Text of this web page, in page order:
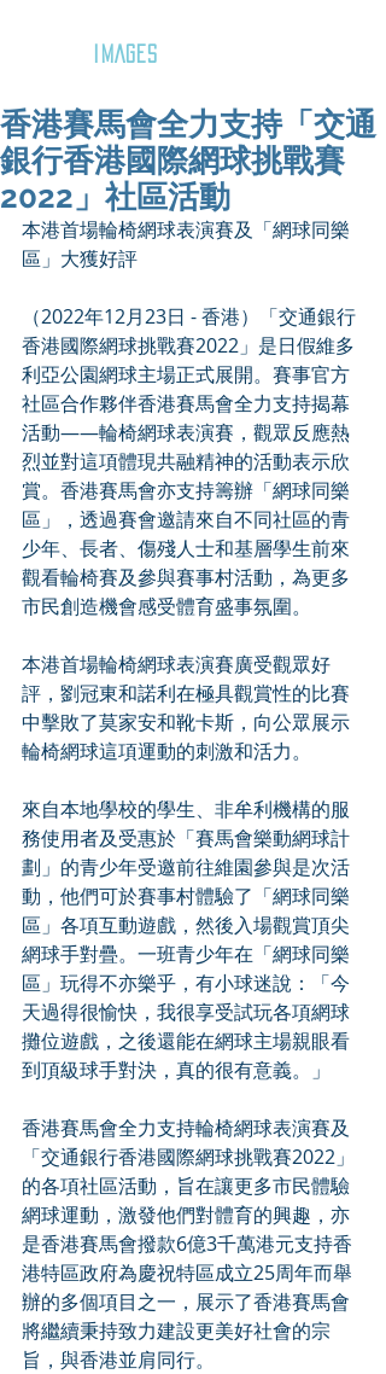
IMAGES
香港賽馬會全力支持「交通
銀行香港國際網球挑戰賽
2022」社區活動
本港首場輪椅網球表演賽及「網球同樂
區」大獲好評
（2022年12月23日 - 香港）「交通銀行
香港國際網球挑戰賽2022」是日假維多
利亞公園網球主場正式展開。賽事官方
社區合作夥伴香港賽馬會全力支持揭幕
活動——輪椅網球表演賽，觀眾反應熱
烈並對這項體現共融精神的活動表示欣
賞。香港賽馬會亦支持籌辦「網球同樂
區」，透過賽會邀請來自不同社區的青
少年、長者、傷殘人士和基層學生前來
觀看輪椅賽及參與賽事村活動，為更多
市民創造機會感受體育盛事氛圍。
本港首場輪椅網球表演賽廣受觀眾好
評，劉冠東和諾利在極具觀賞性的比賽
中擊敗了莫家安和靴卡斯，向公眾展示
輪椅網球這項運動的刺激和活力。
來自本地學校的學生、非牟利機構的服
務使用者及受惠於「賽馬會樂動網球計
劃」的青少年受邀前往維園參與是次活
動，他們可於賽事村體驗了「網球同樂
區」各項互動遊戲，然後入場觀賞頂尖
網球手對疊。一班青少年在「網球同樂
區」玩得不亦樂乎，有小球迷說：「今
天過得很愉快，我很享受試玩各項網球
攤位遊戲，之後還能在網球主場親眼看
到頂級球手對決，真的很有意義。」
香港賽馬會全力支持輪椅網球表演賽及
「交通銀行香港國際網球挑戰賽2022」
的各項社區活動，旨在讓更多市民體驗
網球運動，激發他們對體育的興趣，亦
是香港賽馬會撥款6億3千萬港元支持香
港特區政府為慶祝特區成立25周年而舉
辦的多個項目之一，展示了香港賽馬會
將繼續秉持致力建設更美好社會的宗
旨，與香港並肩同行。